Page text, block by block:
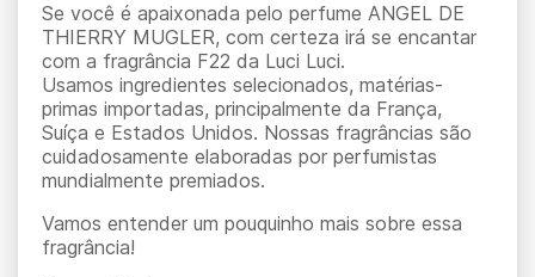
Se você é apaixonada pelo perfume ANGEL DE
THIERRY MUGLER, com certeza irá se encantar
com a fragrância F22 da Luci Luci.
Usamos ingredientes selecionados, matérias-
primas importadas, principalmente da França,
Suíça e Estados Unidos. Nossas fragrâncias são
cuidadosamente elaboradas por perfumistas
mundialmente premiados.
Vamos entender um pouquinho mais sobre essa
fragrância!